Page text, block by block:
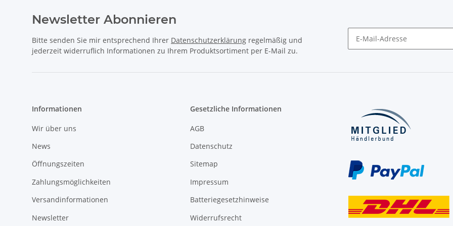
Newsletter Abonnieren
Bitte senden Sie mir entsprechend Ihrer Datenschutzerklärung regelmäßig und
jederzeit widerruflich Informationen zu Ihrem Produktsortiment per E-Mail zu.
Informationen
Wir über uns
News
Öffnungszeiten
Zahlungsmöglichkeiten
Versandinformationen
Newsletter
Gesetzliche Informationen
AGB
Datenschutz
Sitemap
Impressum
Batteriegesetzhinweise
Widerrufsrecht